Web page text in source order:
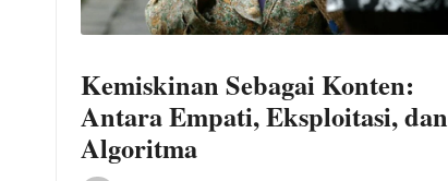
Kemiskinan Sebagai Konten:
Antara Empati, Eksploitasi, dan
Algoritma